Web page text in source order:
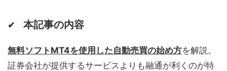
✔ 本記事の内容
無料ソフトMT4を使用した自動売買の始め方を解説。
証券会社が提供するサービスよりも融通が利くのが特